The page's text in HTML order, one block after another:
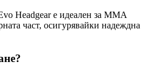
Headgear е идеален за ММА
част, осигурявайки надеждна